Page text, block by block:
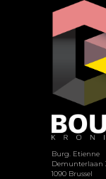
Burg. Etienne
Demunterlaan
1090 Brussel